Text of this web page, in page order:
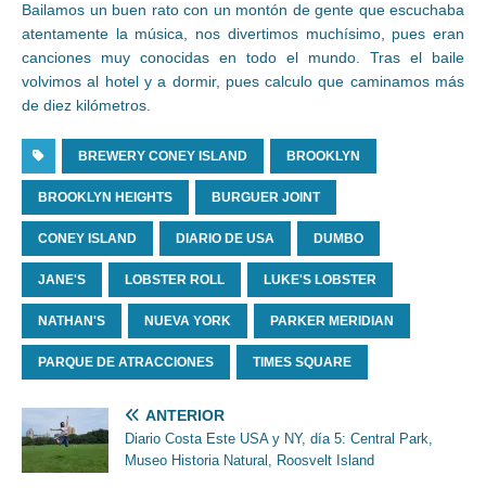
Bailamos un buen rato con un montón de gente que escuchaba
atentamente la música, nos divertimos muchísimo, pues eran
canciones muy conocidas en todo el mundo. Tras el baile
volvimos al hotel y a dormir, pues calculo que caminamos más
de diez kilómetros.
BREWERY CONEY ISLAND BROOKLYN
BROOKLYN HEIGHTS BURGUER JOINT
CONEY ISLAND DIARIO DE USA DUMBO
JANE'S LOBSTER ROLL LUKE'S LOBSTER
NATHAN'S NUEVA YORK PARKER MERIDIAN
PARQUE DE ATRACCIONES TIMES SQUARE
ANTERIOR
Diario Costa Este USA y NY, día 5: Central Park,
Museo Historia Natural, Roosvelt Island